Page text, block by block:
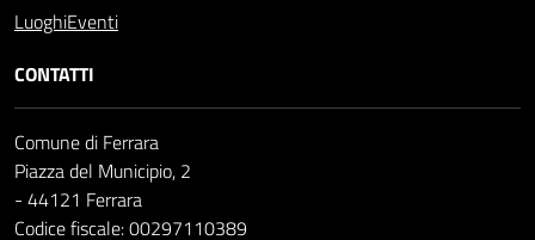
LuoghiEventi
CONTATTI
Comune di Ferrara
Piazza del Municipio, 2
- 44121 Ferrara
Codice fiscale: 00297110389